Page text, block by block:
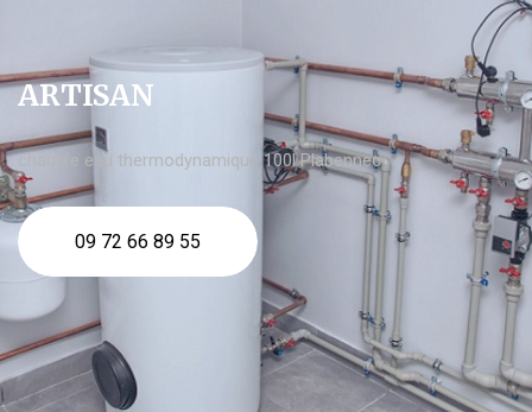
ARTISAN
chauffe eau thermodynamique 100l Plabennec
09 72 66 89 55